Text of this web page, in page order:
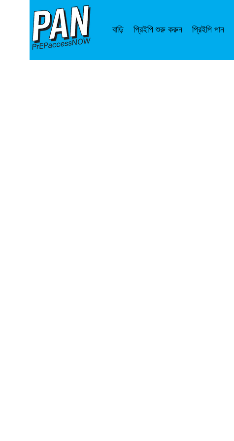
বাড়ি প্রিইপি শুরু করুন প্রিইপি পান